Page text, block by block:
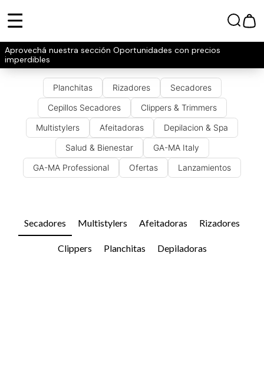
Aprovechá nuestra sección Oportunidades con precios
imperdibles
Planchitas Rizadores
Secadores
Cepillos Secadores
Clippers & Trimmers
Multistylers
Afeitadoras
Depilacion & Spa
Salud & Bienestar
GA-MA Italy
GA-MA Professional
Ofertas Lanzamientos
Secadores Multistylers Afeitadoras Rizadores
Clippers Planchitas Depiladoras